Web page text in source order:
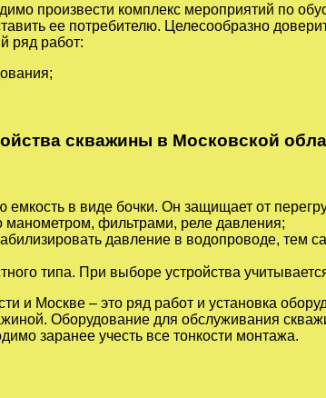
произвести комплекс мероприятий по
ее потребителю. Целесообразно
ряд работ:
скважины в Московской
емкость в виде бочки. Он защищает от
манометром, фильтрами, реле давления;
давление в водопроводе, тем
типа. При выборе устройства
и Москве – это ряд работ и установка
Оборудование для обслуживания
заранее учесть все тонкости монтажа.